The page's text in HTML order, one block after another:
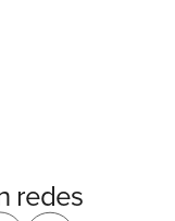
redes